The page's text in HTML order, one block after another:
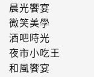
晨光饗宴
微笑美學
酒吧時光
夜市小吃王
和風饗宴